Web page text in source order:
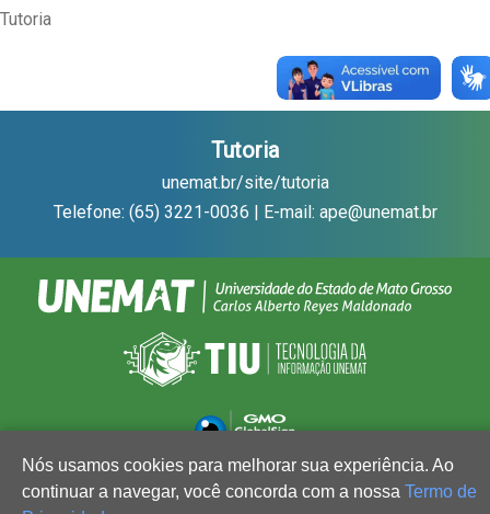
Tutoria
Tutoria
unemat.br/site/tutoria
Telefone: (65) 3221-0036 | E-mail: ape@unemat.br
Nós usamos cookies para melhorar sua experiência. Ao
continuar a navegar, você concorda com a nossa Termo de